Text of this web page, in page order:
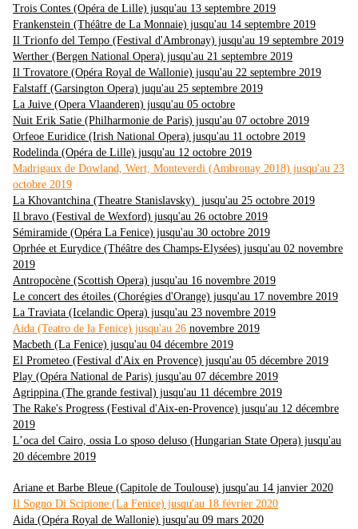
Trois Contes (Opéra de Lille) jusqu'au 13 septembre 2019
Frankenstein (Théâtre de La Monnaie) jusqu'au 14 septembre 2019
Il Trionfo del Tempo (Festival d'Ambronay) jusqu'au 19 septembre 2019
Werther (Bergen National Opera) jusqu'au 21 septembre 2019
Il Trovatore (Opéra Royal de Wallonie) jusqu'au 22 septembre 2019
Falstaff (Garsington Opera) juqu'au 25 septembre 2019
La Juive (Opera Vlaanderen) jusqu'au 05 octobre
Nuit Erik Satie (Philharmonie de Paris) jusqu'au 07 octobre 2019
Orfeoe Euridice (Irish National Opera) jusqu'au 11 octobre 2019
Rodelinda (Opéra de Lille) jusqu'au 12 octobre 2019
Madrigaux de Dowland, Wert, Monteverdi (Ambronay 2018) jusqu'au 23
octobre 2019
La Khovantchina (Theatre Stanislavsky) jusqu'au 25 octobre 2019
Il bravo (Festival de Wexford) jusqu'au 26 octobre 2019
Sémiramide (Opéra La Fenice) jusqu'au 30 octobre 2019
Oprhée et Eurydice (Théâtre des Champs-Elysées) jusqu'au 02 novembre
2019
Antropocène (Scottish Opera) jusqu'au 16 novembre 2019
Le concert des étoiles (Chorégies d'Orange) jusqu'au 17 novembre 2019
La Traviata (Icelandic Opera) jusqu'au 23 novembre 2019
Aida (Teatro de la Fenice) jusqu'au 26 novembre 2019
Macbeth (La Fenice) jusqu'au 04 décembre 2019
El Prometeo (Festival d'Aix en Provence) jusqu'au 05 décembre 2019
Play (Opéra National de Paris) jusqu'au 07 décembre 2019
Agrippina (The grande festival) jusqu'au 11 décembre 2019
The Rake's Progress (Festival d'Aix-en-Provence) jusqu'au 12 décembre
2019
L’oca del Cairo, ossia Lo sposo deluso (Hungarian State Opera) jusqu'au
20 décembre 2019
Ariane et Barbe Bleue (Capitole de Toulouse) jusqu'au 14 janvier 2020
Il Sogno Di Scipione (La Fenice) jusqu'au 18 février 2020
Aida (Opéra Royal de Wallonie) jusqu'au 09 mars 2020